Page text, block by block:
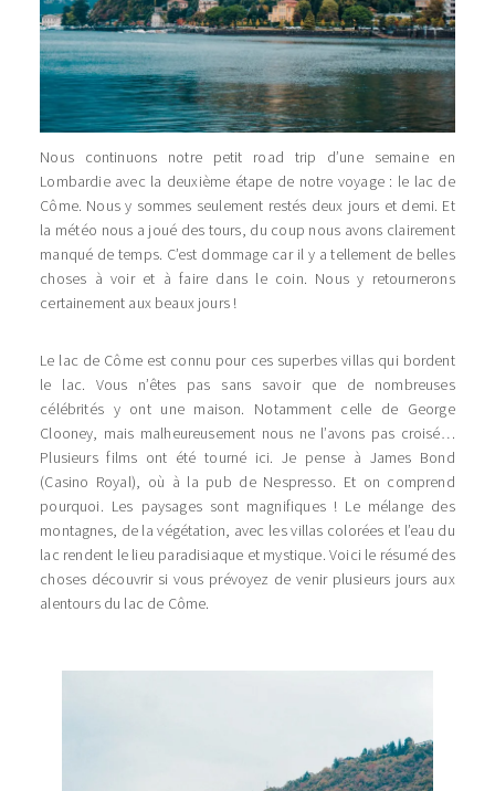
Nous continuons notre petit road trip d’une semaine en
Lombardie avec la deuxième étape de notre voyage : le lac de
Côme. Nous y sommes seulement restés deux jours et demi. Et
la météo nous a joué des tours, du coup nous avons clairement
manqué de temps. C’est dommage car il y a tellement de belles
choses à voir et à faire dans le coin. Nous y retournerons
certainement aux beaux jours !
Le lac de Côme est connu pour ces superbes villas qui bordent
le lac. Vous n’êtes pas sans savoir que de nombreuses
célébrités y ont une maison. Notamment celle de George
Clooney, mais malheureusement nous ne l’avons pas croisé…
Plusieurs films ont été tourné ici. Je pense à James Bond
(Casino Royal), où à la pub de Nespresso. Et on comprend
pourquoi. Les paysages sont magnifiques ! Le mélange des
montagnes, de la végétation, avec les villas colorées et l’eau du
lac rendent le lieu paradisiaque et mystique. Voici le résumé des
choses découvrir si vous prévoyez de venir plusieurs jours aux
alentours du lac de Côme.